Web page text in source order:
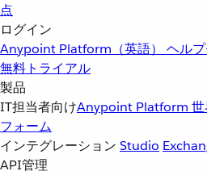
点
ログイン
Anypoint Platform（英語） ヘルプ
無料トライアル
製品
IT担当者向けAnypoint Platform
フォーム
インテグレーション Studio
API管理